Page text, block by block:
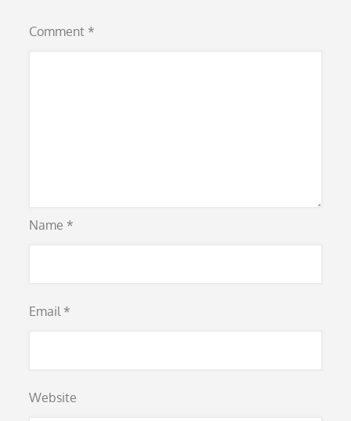
Comment *
Name *
Email *
Website